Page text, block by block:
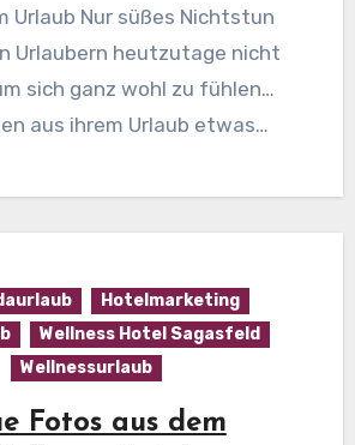
Urlaub Nur süßes Nichtstun
Urlaubern heutzutage nicht
sich ganz wohl zu fühlen…
aus ihrem Urlaub etwas…
Hotelmarketing
Wellness Hotel Sagasfeld
Wellnessurlaub
Fotos aus dem